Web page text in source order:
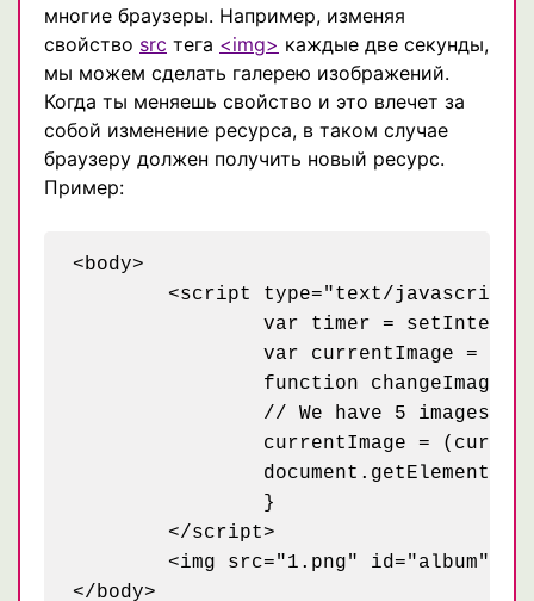
многие браузеры. Например, изменяя
свойство src тега <img> каждые две секунды,
мы можем сделать галерею изображений.
Когда ты меняешь свойство и это влечет за
собой изменение ресурса, в таком случае
браузеру должен получить новый ресурс.
Пример:
<body>